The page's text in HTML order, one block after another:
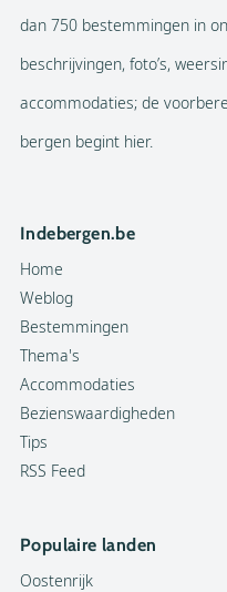
dan 750 bestemmingen in
beschrijvingen, foto’s,
accommodaties; de
bergen begint hier.
Indebergen.be
Home
Weblog
Bestemmingen
Thema's
Accommodaties
Bezienswaardigheden
Tips
RSS Feed
Populaire landen
Oostenrijk